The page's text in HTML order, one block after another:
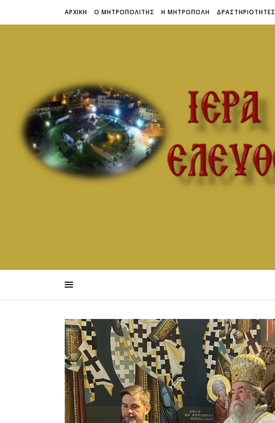
ΑΡΧΙΚΗ Ο ΜΗΤΡΟΠΟΛΙΤΗΣ Η ΜΗΤΡΟΠΟΛΗ ΔΡΑΣΤΗΡΙΟΤΗΤΕΣ